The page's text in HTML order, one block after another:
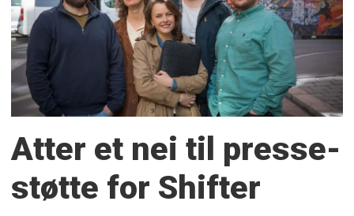
Atter et nei til presse­
støtte for Shifter